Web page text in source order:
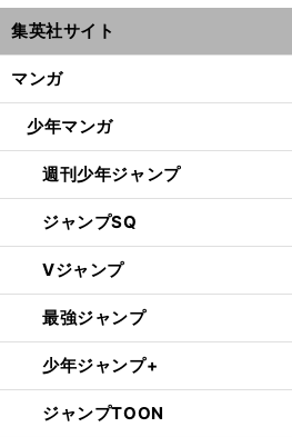
集英社サイト
マンガ
少年マンガ
週刊少年ジャンプ
ジャンプSQ
Vジャンプ
最強ジャンプ
少年ジャンプ+
ジャンプTOON